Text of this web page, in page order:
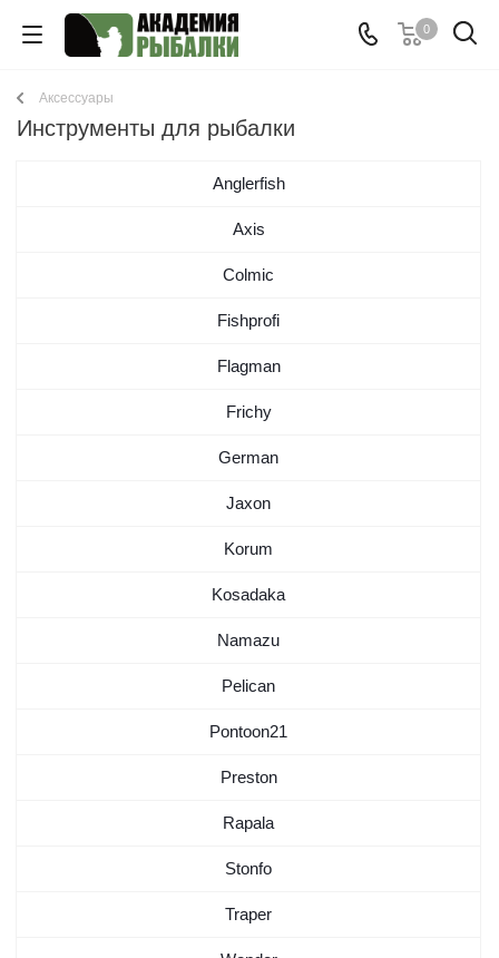
0
Аксессуары
Инструменты для рыбалки
Anglerfish
Axis
Colmic
Fishprofi
Flagman
Frichy
German
Jaxon
Korum
Kosadaka
Namazu
Pelican
Pontoon21
Preston
Rapala
Stonfo
Traper